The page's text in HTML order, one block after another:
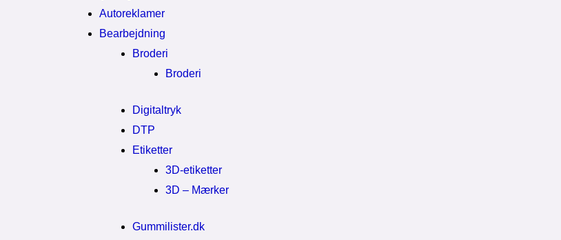
Autoreklamer
Bearbejdning
Broderi
Broderi
Digitaltryk
DTP
Etiketter
3D-etiketter
3D – Mærker
Gummilister.dk